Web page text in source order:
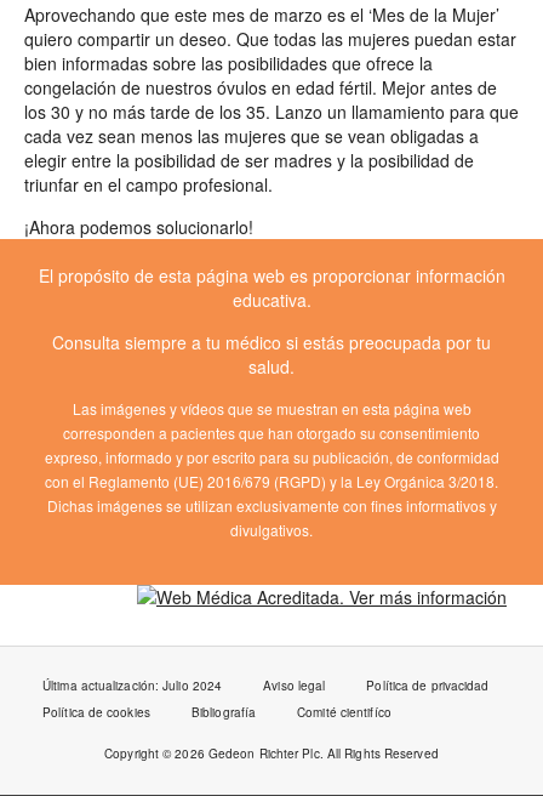
Aprovechando que este mes de marzo es el ‘Mes de la Mujer’
quiero compartir un deseo. Que todas las mujeres puedan estar
bien informadas sobre las posibilidades que ofrece la
congelación de nuestros óvulos en edad fértil. Mejor antes de
los 30 y no más tarde de los 35. Lanzo un llamamiento para que
cada vez sean menos las mujeres que se vean obligadas a
elegir entre la posibilidad de ser madres y la posibilidad de
triunfar en el campo profesional.
¡Ahora podemos solucionarlo!
El propósito de esta página web es proporcionar información
educativa.
Consulta siempre a tu médico si estás preocupada por tu
salud.
Las imágenes y vídeos que se muestran en esta página web
corresponden a pacientes que han otorgado su consentimiento
expreso, informado y por escrito para su publicación, de conformidad
con el Reglamento (UE) 2016/679 (RGPD) y la Ley Orgánica 3/2018.
Dichas imágenes se utilizan exclusivamente con fines informativos y
divulgativos.
Última actualización: Julio 2024 Aviso legal
Política de privacidad
Política de cookies
Bibliografía Comité cientifíco
Copyright © 2026 Gedeon Richter Plc. All Rights Reserved